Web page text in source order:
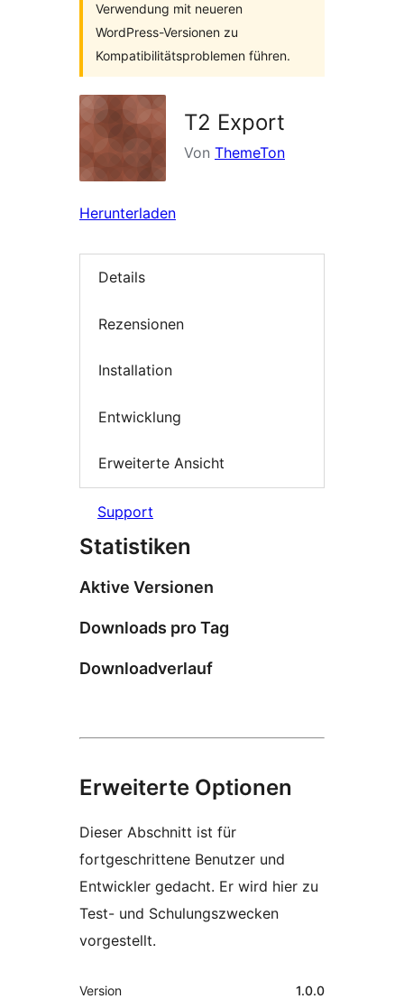
Verwendung mit neueren
WordPress-Versionen zu
Kompatibilitätsproblemen führen.
T2 Export
Von ThemeTon
Herunterladen
Details
Rezensionen
Installation
Entwicklung
Erweiterte Ansicht
Support
Statistiken
Aktive Versionen
Downloads pro Tag
Downloadverlauf
Erweiterte Optionen
Dieser Abschnitt ist für
fortgeschrittene Benutzer und
Entwickler gedacht. Er wird hier zu
Test- und Schulungszwecken
vorgestellt.
Meta
Version 1.0.0